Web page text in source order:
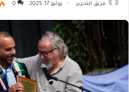
فريق التحرير يوليو 17, 2025 0